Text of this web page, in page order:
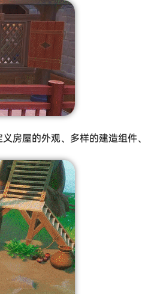
房屋的外观、多样的建造组